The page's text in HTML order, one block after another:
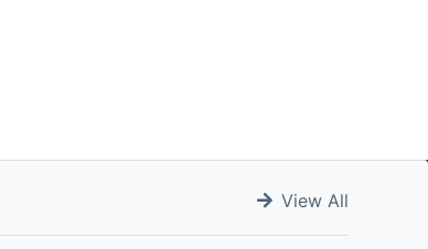
View All